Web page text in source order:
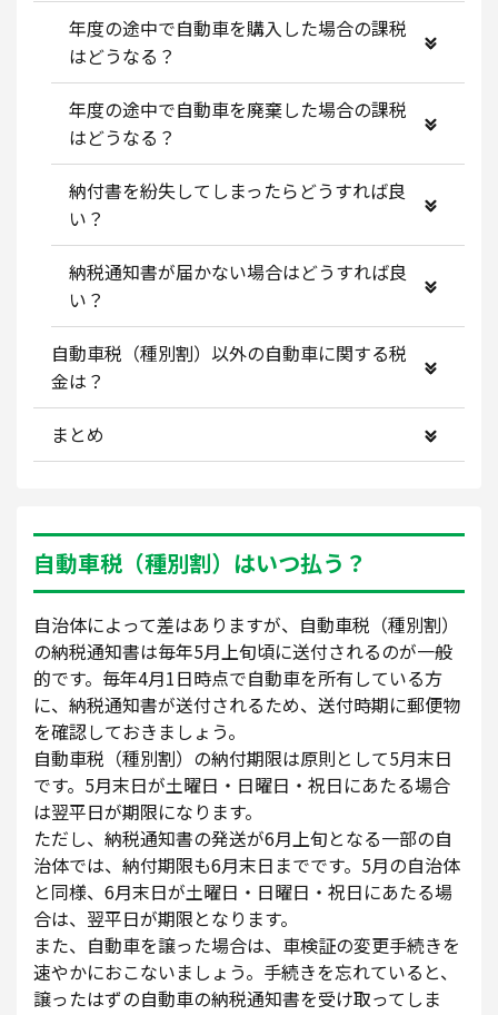
年度の途中で自動車を購入した場合の課税
はどうなる？
年度の途中で自動車を廃棄した場合の課税
はどうなる？
納付書を紛失してしまったらどうすれば良
い？
納税通知書が届かない場合はどうすれば良
い？
自動車税（種別割）以外の自動車に関する税
金は？
まとめ
自動車税（種別割）はいつ払う？
自治体によって差はありますが、自動車税（種別割）
の納税通知書は毎年5月上旬頃に送付されるのが一般
的です。毎年4月1日時点で自動車を所有している方
に、納税通知書が送付されるため、送付時期に郵便物
を確認しておきましょう。
自動車税（種別割）の納付期限は原則として5月末日
です。5月末日が土曜日・日曜日・祝日にあたる場合
は翌平日が期限になります。
ただし、納税通知書の発送が6月上旬となる一部の自
治体では、納付期限も6月末日までです。5月の自治体
と同様、6月末日が土曜日・日曜日・祝日にあたる場
合は、翌平日が期限となります。
また、自動車を譲った場合は、車検証の変更手続きを
速やかにおこないましょう。手続きを忘れていると、
譲ったはずの自動車の納税通知書を受け取ってしま